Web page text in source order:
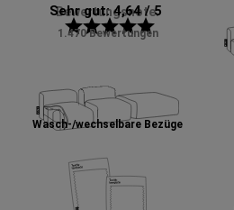
Bewertungsnote:
Sehr gut: 4,64 / 5
starstarstarstarstar
1.470 Bewertungen
Wasch-/wechselbare Bezüge